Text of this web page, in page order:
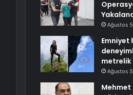
Ağustos
Emniyet
metrelik
Ağustos